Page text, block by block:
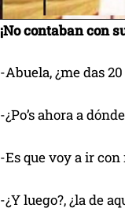
¡No contaban con
-Abuela, ¿me das
-¿Po’s ahora a
-Es que voy a ir
-¿Y luego?, ¿la de